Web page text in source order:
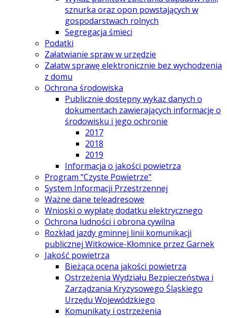
sznurka oraz opon powstających w
gospodarstwach rolnych
Segregacja śmieci
Podatki
Załatwianie spraw w urzędzie
Załatw sprawę elektronicznie bez wychodzenia
z domu
Ochrona środowiska
Publicznie dostępny wykaz danych o
dokumentach zawierających informację o
środowisku i jego ochronie
2017
2018
2019
Informacja o jakości powietrza
Program "Czyste Powietrze"
System Informacji Przestrzennej
Ważne dane teleadresowe
Wnioski o wypłatę dodatku elektrycznego
Ochrona ludności i obrona cywilna
Rozkład jazdy gminnej linii komunikacji
publicznej Witkowice-Kłomnice przez Garnek
Jakość powietrza
Bieżąca ocena jakości powietrza
Ostrzeżenia Wydziału Bezpieczeństwa i
Zarządzania Kryzysowego Śląskiego
Urzędu Wojewódzkiego
Komunikaty i ostrzeżenia